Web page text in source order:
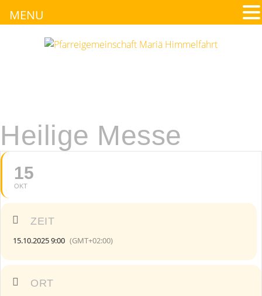
Heilige Messe
15
OKT
ZEIT
15.10.2025 9:00 (GMT+02:00)
ORT
MENU